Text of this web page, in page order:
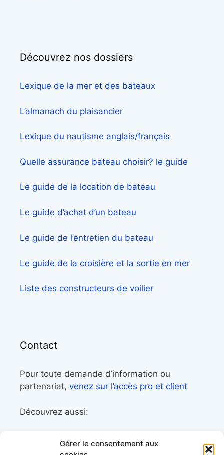
Gérer le consentement aux
Découvrez nos dossiers
Lexique de la mer et des bateaux
L’almanach du plaisancier
Lexique du nautisme anglais/français
Quelle assurance bateau choisir? le guide
Le guide de la location de bateau
Le guide d’achat d’un bateau
Le guide de l’entretien du bateau
Le guide de la croisière et la sortie en mer
Liste des constructeurs de voilier
Contact
Pour toute demande d’information ou
partenariat, venez sur l’accès pro et client
Découvrez aussi:
librairie maritime